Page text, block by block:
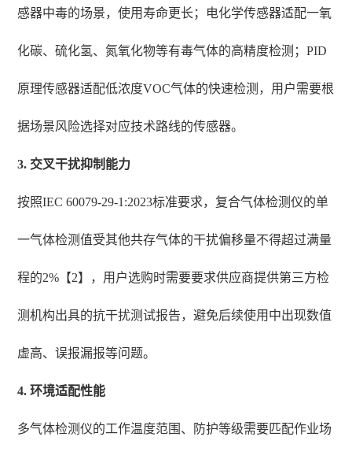
感器中毒的场景，使用寿命更长；电化学传感器适配一氧
化碳、硫化氢、氮氧化物等有毒气体的高精度检测；PID
原理传感器适配低浓度VOC气体的快速检测，用户需要根
据场景风险选择对应技术路线的传感器。
3. 交叉干扰抑制能力
按照IEC 60079-29-1:2023标准要求，复合气体检测仪的单
一气体检测值受其他共存气体的干扰偏移量不得超过满量
程的2%【2】，用户选购时需要要求供应商提供第三方检
测机构出具的抗干扰测试报告，避免后续使用中出现数值
虚高、误报漏报等问题。
4. 环境适配性能
多气体检测仪的工作温度范围、防护等级需要匹配作业场